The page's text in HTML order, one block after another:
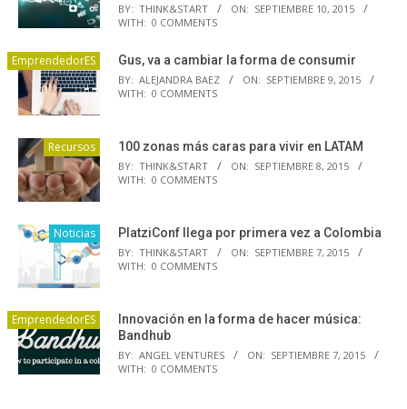
BY: THINK&START ON: SEPTIEMBRE 10, 2015
WITH: 0 COMMENTS
EmprendedorES Gus, va a cambiar la forma de consumir
BY: ALEJANDRA BAEZ ON: SEPTIEMBRE 9, 2015
WITH: 0 COMMENTS
Recursos 100 zonas más caras para vivir en LATAM
BY: THINK&START ON: SEPTIEMBRE 8, 2015
WITH: 0 COMMENTS
Noticias PlatziConf llega por primera vez a Colombia
BY: THINK&START ON: SEPTIEMBRE 7, 2015
WITH: 0 COMMENTS
EmprendedorES
Innovación en la forma de hacer música:
Bandhub
BY: ANGEL VENTURES ON: SEPTIEMBRE 7, 2015
WITH: 0 COMMENTS